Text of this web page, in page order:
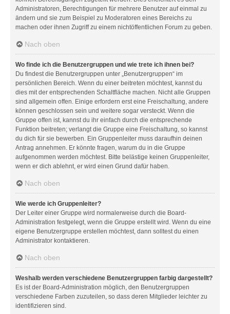
Administratoren, Berechtigungen für mehrere Benutzer auf einmal zu
ändern und sie zum Beispiel zu Moderatoren eines Bereichs zu
machen oder ihnen Zugriff zu einem nichtöffentlichen Forum zu geben.
Nach oben
Wo finde ich die Benutzergruppen und wie trete ich ihnen bei?
Du findest die Benutzergruppen unter „Benutzergruppen“ im
persönlichen Bereich. Wenn du einer beitreten möchtest, kannst du
dies mit der entsprechenden Schaltfläche machen. Nicht alle Gruppen
sind allgemein offen. Einige erfordern erst eine Freischaltung, andere
können geschlossen sein und weitere sogar versteckt. Wenn die
Gruppe offen ist, kannst du ihr einfach durch die entsprechende
Funktion beitreten; verlangt die Gruppe eine Freischaltung, so kannst
du dich für sie bewerben. Ein Gruppenleiter muss daraufhin deinen
Antrag annehmen. Er könnte fragen, warum du in die Gruppe
aufgenommen werden möchtest. Bitte belästige keinen Gruppenleiter,
wenn er dich ablehnt, er wird einen Grund dafür haben.
Nach oben
Wie werde ich Gruppenleiter?
Der Leiter einer Gruppe wird normalerweise durch die Board-
Administration festgelegt, wenn die Gruppe erstellt wird. Wenn du eine
eigene Benutzergruppe erstellen möchtest, dann solltest du einen
Administrator kontaktieren.
Nach oben
Weshalb werden verschiedene Benutzergruppen farbig dargestellt?
Es ist der Board-Administration möglich, den Benutzergruppen
verschiedene Farben zuzuteilen, so dass deren Mitglieder leichter zu
identifizieren sind.